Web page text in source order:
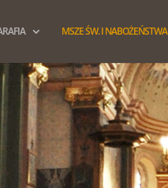
MSZE ŚW. I NABOŻEŃSTWA